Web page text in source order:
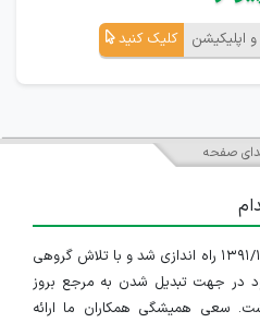
اپلیکیشن کلیک کنید
صفحه
سایت ایران استخدام در تاریخ ۱۳۹۱/۱/۱۰ راه اندازی شد و با تلاش گروهی
در جهت تبدیل شدن به مرجع بروز
سعی همیشگی همکاران ما ارائه